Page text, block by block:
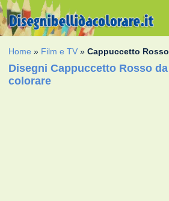
Home » Film e TV »Cappuccetto Rosso
Disegni Cappuccetto Rosso da
colorare